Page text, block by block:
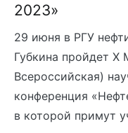
2023»
29 июня в РГУ
Губкина пройдет X
Всероссийская)
конференция
в которой примут